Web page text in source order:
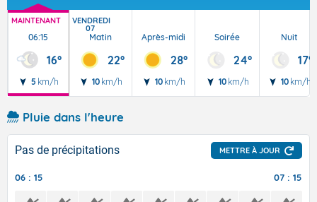
MAINTENANT
06:15
16°
5 km/h
VENDREDI
07
Matin
22°
10 km/h
Après-midi
28°
10 km/h
Soirée
24°
10 km/h
Nuit
17°
10 km/h
Pluie dans l'heure
Pas de précipitations METTRE À JOUR
06 : 15 07 : 15